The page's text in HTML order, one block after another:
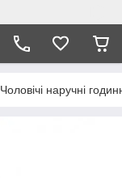
Чоловічі наручні